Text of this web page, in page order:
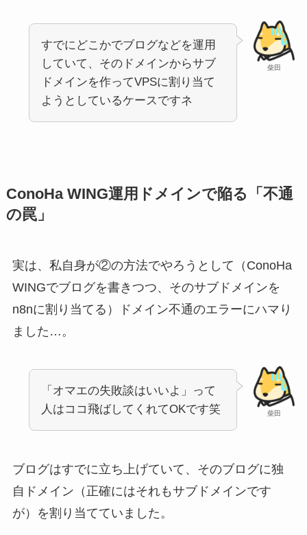
柴田
すでにどこかでブログなどを運用
していて、そのドメインからサブ
ドメインを作ってVPSに割り当て
ようとしているケースですネ
ConoHa WING運用ドメインで陥る「不通
の罠」
実は、私自身が②の方法でやろうとして（ConoHa
WINGでブログを書きつつ、そのサブドメインを
n8nに割り当てる）ドメイン不通のエラーにハマり
ました…。
柴田
「オマエの失敗談はいいよ」って
人はココ飛ばしてくれてOKです笑
ブログはすでに立ち上げていて、そのブログに独
自ドメイン（正確にはそれもサブドメインです
が）を割り当てていました。